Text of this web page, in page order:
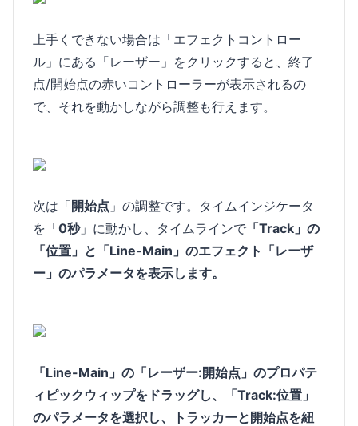
上手くできない場合は「エフェクトコントロー
ル」にある「レーザー」をクリックすると、終了
点/開始点の赤いコントローラーが表示されるの
で、それを動かしながら調整も行えます。
次は「開始点 」の調整です。タイムインジケータ
を「0秒」に動かし、タイムラインで 「Track」の
「位置」と「Line-Main」のエフェクト「レーザ
ー」のパラメータを表示します。
「Line-Main」の「レーザー:開始点」のプロパテ
ィピックウィップをドラッグし、「Track:位置」
のパラメータを選択し、トラッカーと開始点を紐